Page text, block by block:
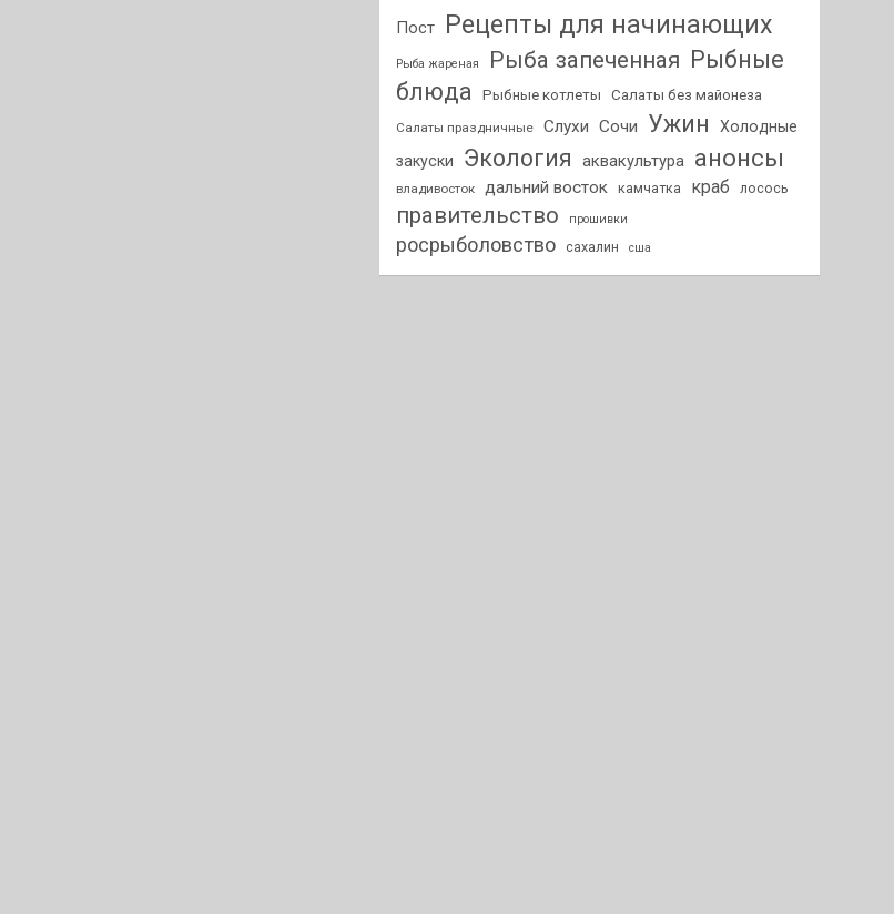
Пост Рецепты для начинающих
Рыба жареная Рыба запеченная Рыбные
блюда
Рыбные котлеты Салаты без майонеза
Салаты праздничные Слухи Сочи Ужин
Холодные
закуски
Экология аквакультура анонсы
владивосток дальний восток камчатка краб лосось
правительство прошивки
росрыболовство сахалин сша